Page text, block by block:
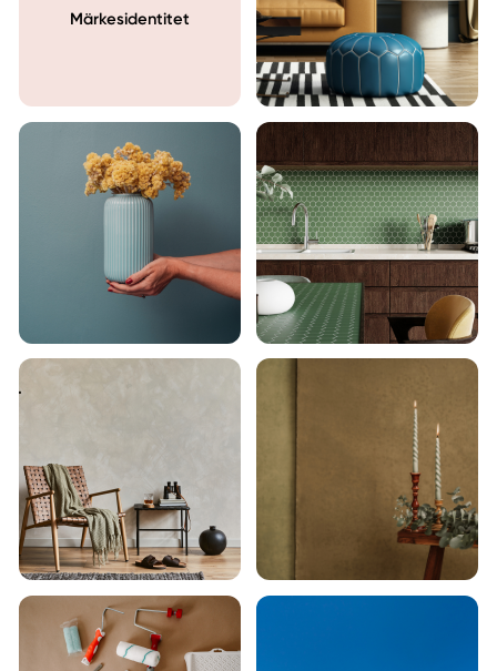
Märkesidentitet